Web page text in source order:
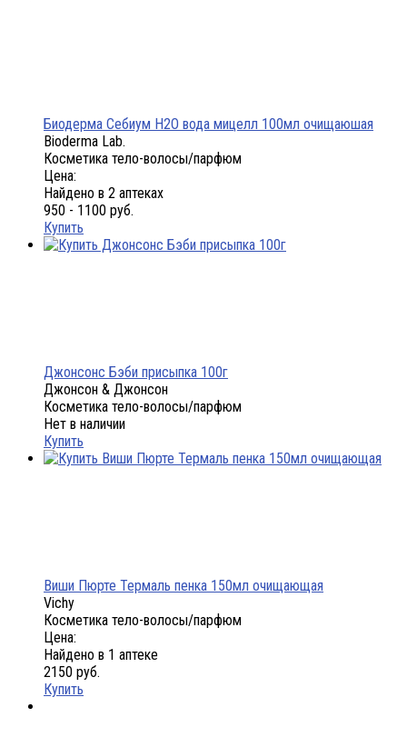
Биодерма Себиум H2O вода мицелл 100мл очищаюшая
Bioderma Lab.
Косметика тело-волосы/парфюм
Цена:
Найдено в 2 аптеках
950 - 1100 руб.
Купить
Джонсонс Бэби присыпка 100г
Джонсон & Джонсон
Косметика тело-волосы/парфюм
Нет в наличии
Купить
Виши Пюрте Термаль пенка 150мл очищающая
Vichy
Косметика тело-волосы/парфюм
Цена:
Найдено в 1 аптеке
2150 руб.
Купить